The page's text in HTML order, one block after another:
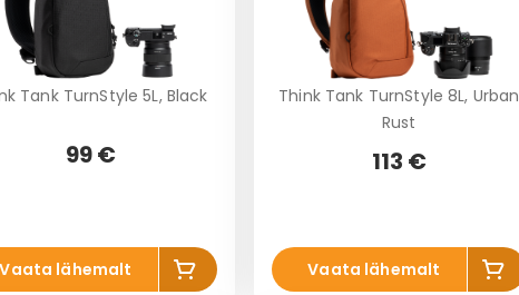
Tank TurnStyle 5L, Black
99 €
Vaata lähemalt
Lis
a
Think Tank TurnStyle 8L, Urban
Rust
113 €
Vaata lähemalt
Lis
a